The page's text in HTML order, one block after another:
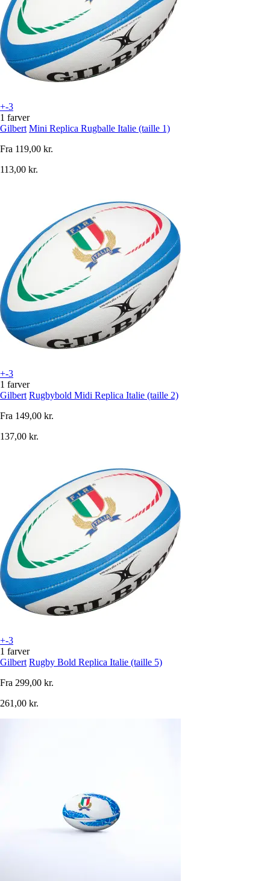
+-3
1 farver
Gilbert Mini Replica Rugballe Italie (taille 1)
Fra 119,00 kr.
113,00 kr.
+-3
1 farver
Gilbert Rugbybold Midi Replica Italie (taille 2)
Fra 149,00 kr.
137,00 kr.
+-3
1 farver
Gilbert Rugby Bold Replica Italie (taille 5)
Fra 299,00 kr.
261,00 kr.